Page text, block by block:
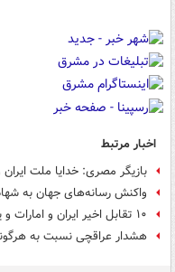
اخبار مرتبط
بازیگر مصری: خدایا ملت
واکنش‌ رسانه‌های جهان به
۱۰ تقابل اخیر ایران و امارات و یک نکته مهم
هشدار عراقچی نسبت به